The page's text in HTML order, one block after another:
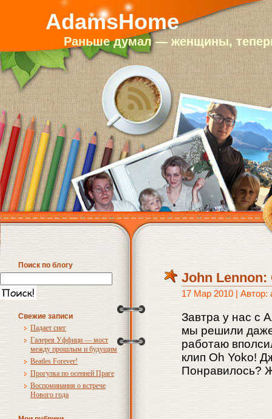
AdamsHome
Раньше думал — женщины,
Поиск по блогу
Свежие записи
Падает снег
Галерея Уффици — мост
между прошлым и будущим
Beatles Forever!
Прогулка по осенней Праге
Воспоминания о встрече
Нового года
John Lennon:
17 Мар 2010 | Автор:
Завтра у нас с
мы решили даже
работаю
клип Oh Yoko!
Понравилось?